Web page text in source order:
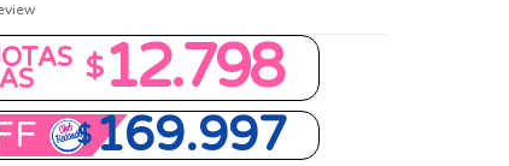
$12.798
$169.997